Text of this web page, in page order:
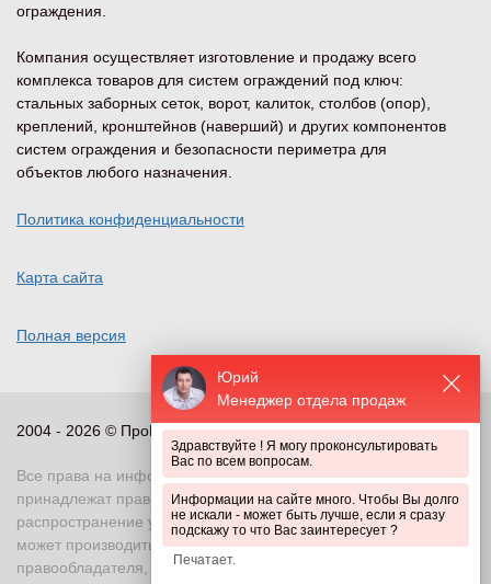
Юрий
Менеджер отдела продаж
Здравствуйте ! Я могу проконсультировать
Вас по всем вопросам.
Информации на сайте много. Чтобы Вы долго
не искали - может быть лучше, если я сразу
подскажу то что Вас заинтересует ?
ограждения.
Компания осуществляет изготовление и продажу всего
комплекса товаров для систем ограждений под ключ:
стальных заборных сеток, ворот, калиток, столбов (опор),
креплений, кронштейнов (наверший) и других компонентов
систем ограждения и безопасности периметра для
объектов любого назначения.
Политика конфиденциальности
Карта сайта
Полная версия
2004 - 2026 © ПроПериметр, все права защищены
Все права на информационные и иные материалы сайта
принадлежат правообладателю. Воспроизведение или
распространение указанных материалов в любой форме
может производиться только с письменного разрешения
правообладателя, в противном случае возможно применение